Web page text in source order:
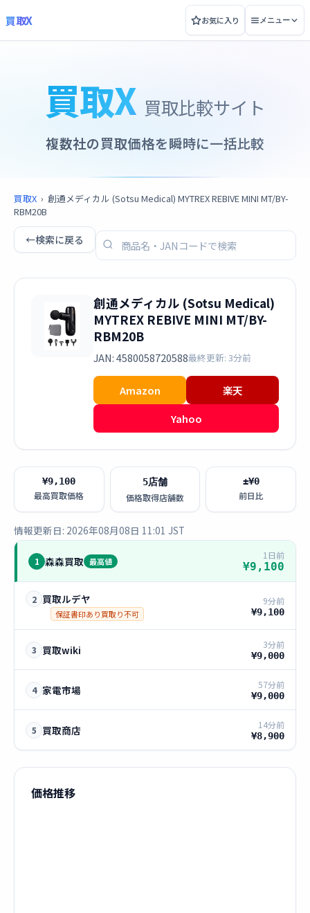
買取X お気に入り メニュー
買取X 買取比較サイト
複数社の買取価格を瞬時に一括比較
買取X › 創通メディカル (Sotsu Medical) MYTREX REBIVE MINI MT/BY-
RBM20B
←検索に戻る
創通メディカル (Sotsu Medical)
MYTREX REBIVE MINI MT/BY-
RBM20B
JAN: 4580058720588最終更新: 3分前
Amazon
楽天
Yahoo
¥9,100
最高買取価格
5店舗
価格取得店舗数
±¥0
前日比
情報更新日: 2026年08月08日 11:01 JST
1 森森買取 最高値
1日前
¥9,100
2 買取ルデヤ
保証書印あり買取り不可
9分前
¥9,100
3 買取wiki 3分前
¥9,000
4 家電市場 57分前
¥9,000
5 買取商店 14分前
¥8,900
価格推移